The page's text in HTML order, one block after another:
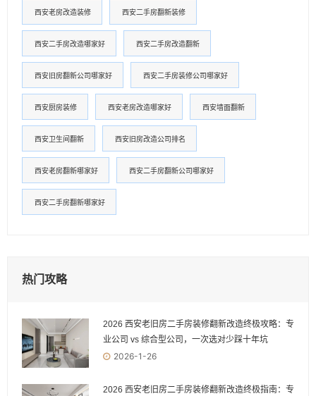
西安老房改造装修 西安二手房翻新装修
西安二手房改造哪家好 西安二手房改造翻新
西安旧房翻新公司哪家好 西安二手房装修公司哪家好
西安厨房装修 西安老房改造哪家好 西安墙面翻新
西安卫生间翻新 西安旧房改造公司排名
西安老房翻新哪家好 西安二手房翻新公司哪家好
西安二手房翻新哪家好
热门攻略
2026 西安老旧房二手房装修翻新改造终极攻略：专
业公司 vs 综合型公司，一次选对少踩十年坑
2026-1-26
2026 西安老旧房二手房装修翻新改造终极指南：专